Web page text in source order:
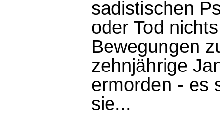
sadistischen
oder Tod
Bewegungen
zehnjährige
ermorden - es
sie...